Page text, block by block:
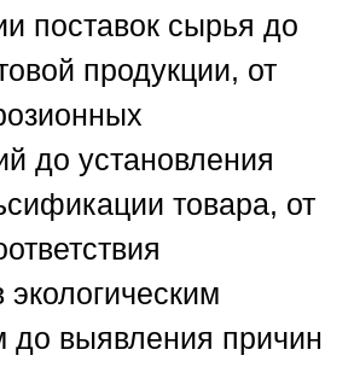
поставок сырья до
продукции, от
до установления
товара, от
до выявления причин